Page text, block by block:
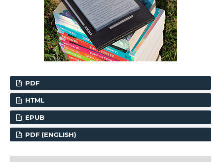
PDF
HTML
EPUB
PDF (ENGLISH)